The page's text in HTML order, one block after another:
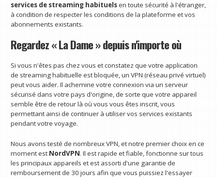
services de streaming habituelsen toute sécurité à l'étranger,
à condition de respecter les conditions de la plateforme et vos
abonnements existants.
Regardez « La Dame » depuis n'importe où
Si vous n'êtes pas chez vous et constatez que votre application
de streaming habituelle est bloquée, un VPN (réseau privé virtuel)
peut vous aider. Il achemine votre connexion via un serveur
sécurisé dans votre pays d'origine, de sorte que votre appareil
semble être de retour là où vous vous êtes inscrit, vous
permettant ainsi de continuer à utiliser vos services existants
pendant votre voyage.
Nous avons testé de nombreux VPN, et notre premier choix en ce
moment est NordVPN. Il est rapide et fiable, fonctionne sur tous
les principaux appareils et est assorti d'une garantie de
remboursement de 30 jours afin que vous puissiez l'essayer